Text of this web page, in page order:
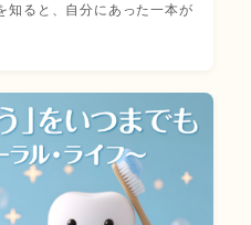
知ると、自分にあった一本が